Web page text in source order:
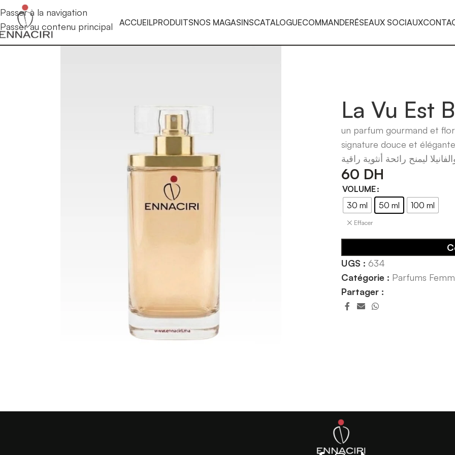
Passer à la navigation
Passer au contenu principal
ACCUEILPRODUITSNOS MAGASINSCATALOGUECOMMANDERÉSEAUX SOCIAUX
La Vu Est
un parfum gourmand et
signature douce et
60 DH
VOLUME
30 ml
50 ml 100 ml
Effacer
UGS : 634
Catégorie : Parfums
Partager :